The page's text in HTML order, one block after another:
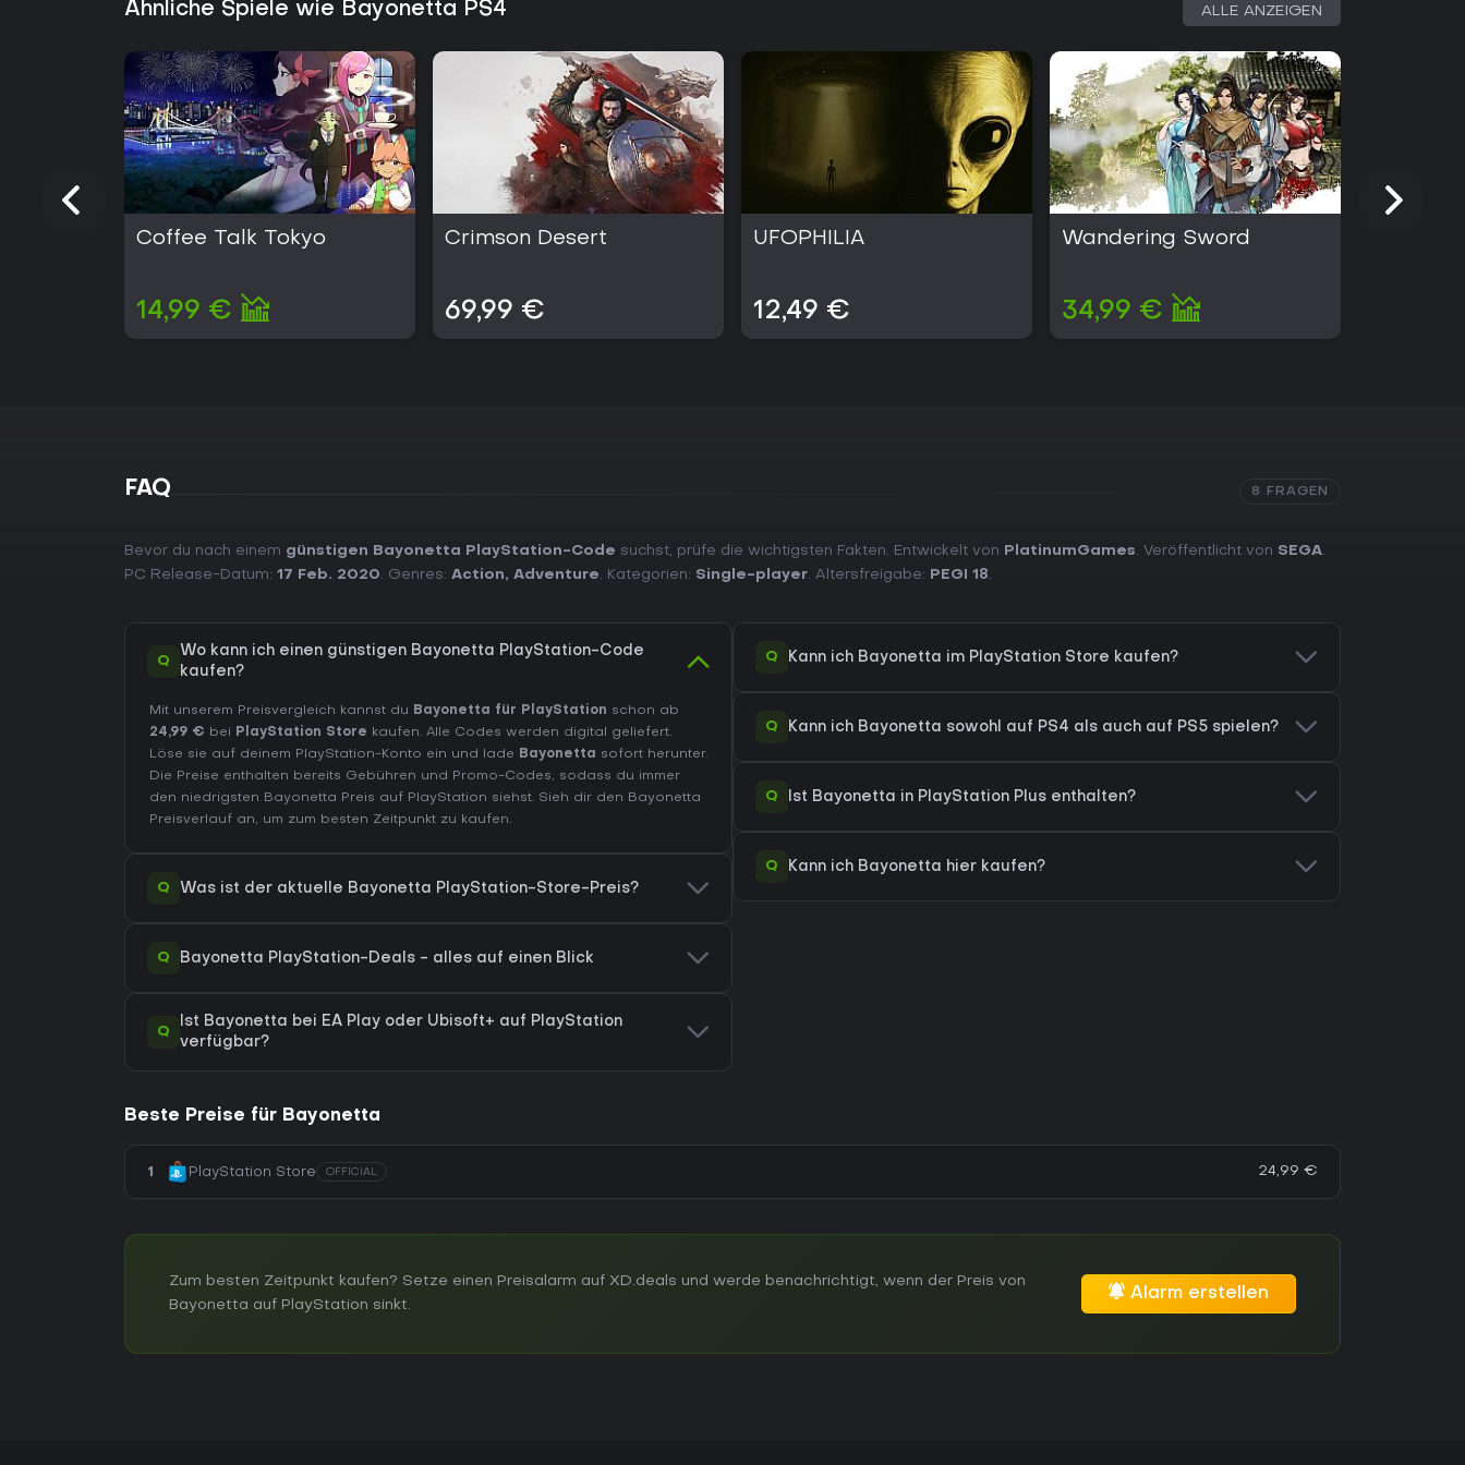
Technik für eine der flüssigsten Möglichkeiten, das Spiel zu erleben. Wer ein
reines Actionspiel ohne Multiplayer oder Live-Service-Elemente sucht, findet hier
Ähnliche Spiele wie Bayonetta PS4 ALLE ANZEIGEN
Coffee Talk Tokyo
14,99 €
Crimson Desert
69,99 €
UFOPHILIA
12,49 €
Wandering Sword
34,99 €
FAQ 8 FRAGEN
Bevor du nach einem günstigen Bayonetta PlayStation-Code suchst, prüfe die wichtigsten Fakten. Entwickelt von PlatinumGames. Veröffentlicht von SEGA.
PC Release-Datum: 17 Feb. 2020. Genres: Action, Adventure. Kategorien: Single-player. Altersfreigabe: PEGI 18.
Q
Wo kann ich einen günstigen Bayonetta PlayStation-Code
kaufen?
Mit unserem Preisvergleich kannst du Bayonetta für PlayStation schon ab
24,99 € bei PlayStation Store kaufen. Alle Codes werden digital geliefert.
Löse sie auf deinem PlayStation-Konto ein und lade Bayonetta sofort herunter.
Die Preise enthalten bereits Gebühren und Promo-Codes, sodass du immer
den niedrigsten Bayonetta Preis auf PlayStation siehst. Sieh dir den Bayonetta
Preisverlauf an, um zum besten Zeitpunkt zu kaufen.
Q Was ist der aktuelle Bayonetta PlayStation-Store-Preis?
Q Bayonetta PlayStation-Deals - alles auf einen Blick
Q
Ist Bayonetta bei EA Play oder Ubisoft+ auf PlayStation
verfügbar?
Q Kann ich Bayonetta im PlayStation Store kaufen?
Q Kann ich Bayonetta sowohl auf PS4 als auch auf PS5 spielen?
Q Ist Bayonetta in PlayStation Plus enthalten?
Q Kann ich Bayonetta hier kaufen?
Beste Preise für Bayonetta
1 PlayStation Store OFFICIAL 24,99 €
Zum besten Zeitpunkt kaufen? Setze einen Preisalarm auf XD.deals und werde benachrichtigt, wenn der Preis von
Bayonetta auf PlayStation sinkt.
Alarm erstellen